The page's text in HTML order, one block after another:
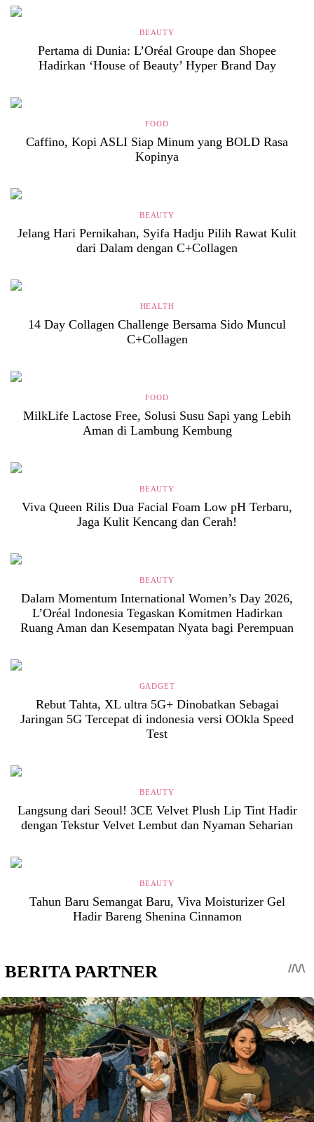
BEAUTY
Pertama di Dunia: L’Oréal Groupe dan Shopee
Hadirkan ‘House of Beauty’ Hyper Brand Day
FOOD
Caffino, Kopi ASLI Siap Minum yang BOLD Rasa
Kopinya
BEAUTY
Jelang Hari Pernikahan, Syifa Hadju Pilih Rawat Kulit
dari Dalam dengan C+Collagen
HEALTH
14 Day Collagen Challenge Bersama Sido Muncul
C+Collagen
FOOD
MilkLife Lactose Free, Solusi Susu Sapi yang Lebih
Aman di Lambung Kembung
BEAUTY
Viva Queen Rilis Dua Facial Foam Low pH Terbaru,
Jaga Kulit Kencang dan Cerah!
BEAUTY
Dalam Momentum International Women’s Day 2026,
L’Oréal Indonesia Tegaskan Komitmen Hadirkan
Ruang Aman dan Kesempatan Nyata bagi Perempuan
GADGET
Rebut Tahta, XL ultra 5G+ Dinobatkan Sebagai
Jaringan 5G Tercepat di indonesia versi OOkla Speed
Test
BEAUTY
Langsung dari Seoul! 3CE Velvet Plush Lip Tint Hadir
dengan Tekstur Velvet Lembut dan Nyaman Seharian
BEAUTY
Tahun Baru Semangat Baru, Viva Moisturizer Gel
Hadir Bareng Shenina Cinnamon